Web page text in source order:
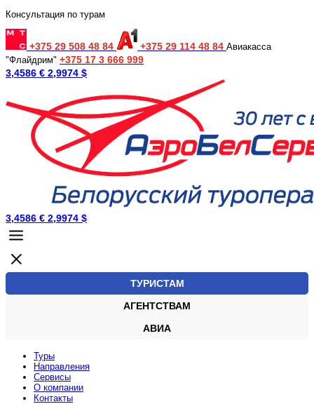
Консультация по турам
+375 29 508 48 84 +375 29 114 48 84 Авиакасса
"Флайдрим" +375 17 3 666 999
3,4586 € 2,9974 $
3,4586 € 2,9974 $
ТУРИСТАМ
АГЕНТСТВАМ
АВИА
Туры
Направления
Сервисы
O компании
Контакты